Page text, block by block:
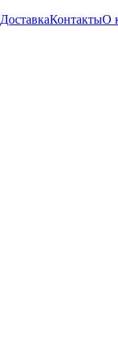
ДоставкаКонтактыО